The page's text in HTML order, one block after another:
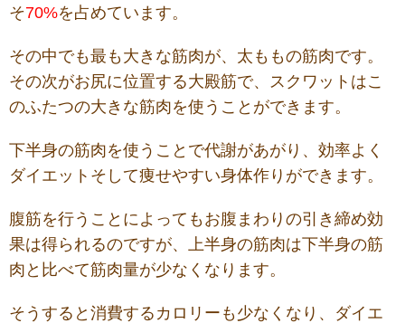
そ70%を占めています。
その中でも最も大きな筋肉が、太ももの筋肉です。
その次がお尻に位置する大殿筋で、 スクワットはこ
のふたつの大きな筋肉を使う ことができます。
下半身の筋肉を使うことで代謝があがり、効率よく
ダイエットそして痩せやすい身体作りができ ます。
腹筋を行うことによってもお腹まわりの引き締め効
果は得られるのですが、上半身の筋肉は下半身の筋
肉と 比べて筋肉量が少なくなります。
そうすると消費する カロリー も少なくなり、ダイエ